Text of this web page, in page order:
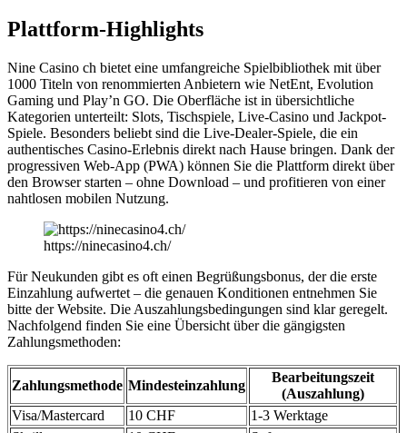
Plattform-Highlights
Nine Casino ch bietet eine umfangreiche Spielbibliothek mit über
1000 Titeln von renommierten Anbietern wie NetEnt, Evolution
Gaming und Play’n GO. Die Oberfläche ist in übersichtliche
Kategorien unterteilt: Slots, Tischspiele, Live-Casino und Jackpot-
Spiele. Besonders beliebt sind die Live-Dealer-Spiele, die ein
authentisches Casino-Erlebnis direkt nach Hause bringen. Dank der
progressiven Web-App (PWA) können Sie die Plattform direkt über
den Browser starten – ohne Download – und profitieren von einer
nahtlosen mobilen Nutzung.
https://ninecasino4.ch/
Für Neukunden gibt es oft einen Begrüßungsbonus, der die erste
Einzahlung aufwertet – die genauen Konditionen entnehmen Sie
bitte der Website. Die Auszahlungsbedingungen sind klar geregelt.
Nachfolgend finden Sie eine Übersicht über die gängigsten
Zahlungsmethoden:
Zahlungsmethode Mindesteinzahlung
Bearbeitungszeit
(Auszahlung)
Visa/Mastercard
10 CHF
1-3 Werktage